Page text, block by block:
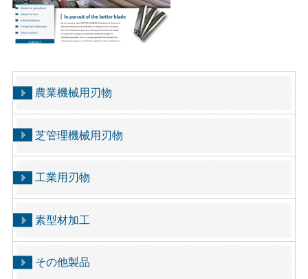
農業機械用刃物
芝管理機械用刃物
工業用刃物
素型材加工
その他製品